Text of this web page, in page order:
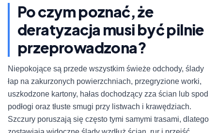
Po czym poznać, że
deratyzacja musi być pilnie
przeprowadzona?
Niepokojące są przede wszystkim świeże odchody, ślady
łap na zakurzonych powierzchniach, przegryzione worki,
uszkodzone kartony, hałas dochodzący zza ścian lub spod
podłogi oraz tłuste smugi przy listwach i krawędziach.
Szczury poruszają się często tymi samymi trasami, dlatego